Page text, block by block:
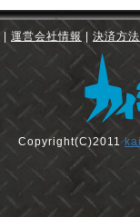
運営会社情報 決済方
Copyright(C)2011